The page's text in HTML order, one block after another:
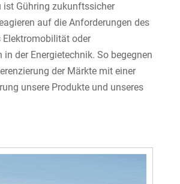
ist Gühring zukunftssicher
auf die Anforderungen des
Elektromobilität oder
in der Energietechnik. So begegnen
der Märkte mit einer
unsere Produkte und unseres